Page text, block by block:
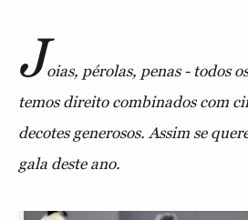
Joias, pérolas, penas - todos
temos direito combinados com
decotes generosos. Assim se
gala deste ano.